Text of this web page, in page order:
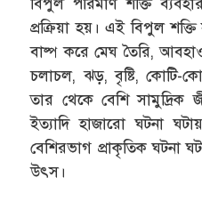
বিপুল পরিমাণ শক্তি
প্রক্রিয়া হয়। এই বিপুল
বাষ্প করে মেঘ তৈরি,
চলাচল, ঝড়, বৃষ্টি, কোটি-
তার থেকে বেশি সামুদ্রিক
ইত্যাদি হাজারো ঘটনা
বেশিরভাগ প্রাকৃতিক ঘটনা
উৎস।